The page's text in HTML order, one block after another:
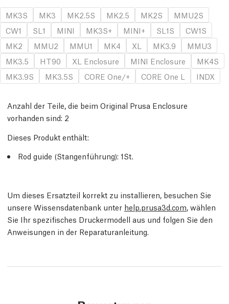
MK3S
MK3 MK2.5S MK2.5 MK2S
MMU2S
CW1
SL1 MINI MK3S+ MINI+ SL1S
CW1S
MK2
MMU2 MMU1 MK4 XL MK3.9
MMU3
MK3.5
HT90 XL Enclosure MINI Enclosure
MK4S
MK3.9S
MK3.5S CORE One/+ CORE One L INDX
Anzahl der Teile, die beim Original Prusa Enclosure
vorhanden sind: 2
Dieses Produkt enthält:
Rod guide (Stangenführung): 1St.
Um dieses Ersatzteil korrekt zu installieren, besuchen Sie
unsere Wissensdatenbank unter help.prusa3d.com, wählen
Sie Ihr spezifisches Druckermodell aus und folgen Sie den
Anweisungen in der Reparaturanleitung.